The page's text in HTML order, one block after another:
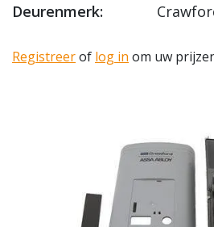
Deurenmerk:
Registreerof log in om uw